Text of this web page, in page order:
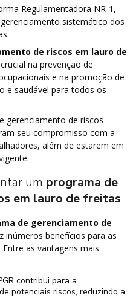
Regulamentadora NR-1,
sistemático dos
de riscos em lauro de
na prevenção de
e na promoção de
e saudável para todos os
gerenciamento de riscos
seu compromisso com a
além de estarem em
um programa de
em lauro de freitas
de gerenciamento de
inúmeros benefícios para as
as vantagens mais
potenciais riscos, reduzindo a